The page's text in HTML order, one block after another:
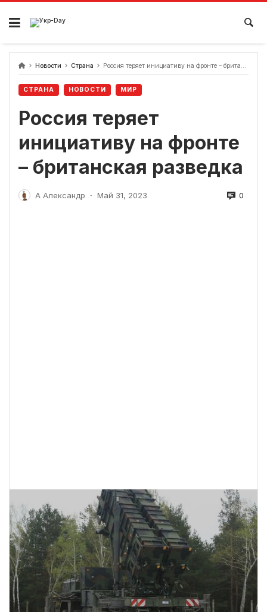
перейти
содержанию
Новости Страна Россия теряет инициативу на фронте – британская разведка
СТРАНА НОВОСТИ МИР
Россия теряет
инициативу на фронте
– британская разведка
А Александр - Май 31, 2023 0